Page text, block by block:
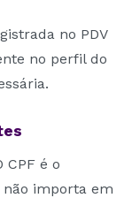
no PDV
no perfil do
CPF é o
importa em